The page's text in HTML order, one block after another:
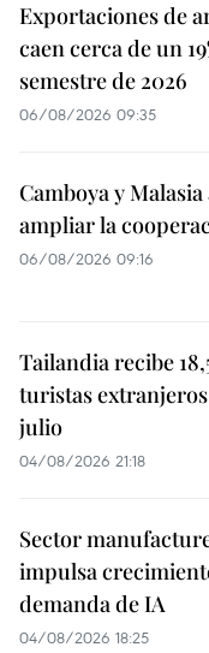
Exportaciones de
caen cerca de un
semestre de 2026
06/08/2026 09:35
Camboya y
ampliar la
06/08/2026 09:16
Tailandia recibe
turistas
julio
04/08/2026 21:18
Sector
impulsa
demanda de IA
04/08/2026 18:25